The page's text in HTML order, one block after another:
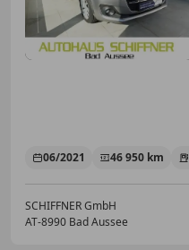
06/2021 46 950 km
SCHIFFNER GmbH
AT-8990 Bad Aussee